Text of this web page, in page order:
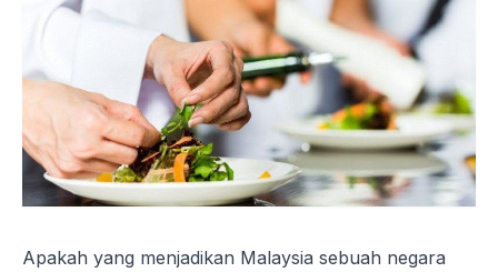
Apakah yang menjadikan Malaysia sebuah negara